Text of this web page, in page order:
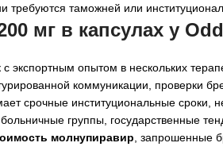
требуются таможней или
мг в капсулах у
опытом в нескольких
коммуникации, проверки
срочные институциональные сроки,
группы, государственные
молнупиравир , запрошенные